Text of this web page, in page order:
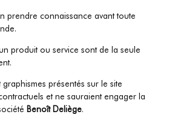
prendre connaissance avant toute
produit ou service sont de la seule
présentés sur le site
et ne sauraient engager la
Benoît Deliège.